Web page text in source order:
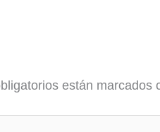
están marcados